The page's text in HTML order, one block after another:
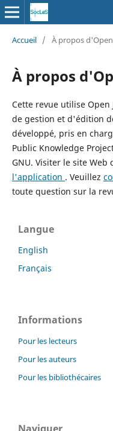
Accueil / À propos
À propos
Cette revue utilise Open
de gestion et d'édition
développé, pris en
Public Knowledge
GNU. Visiter le site Web
l'application . Veuillez
toute question sur la
Langue
English
Français
Informations
Pour les lecteurs
Pour les auteurs
Pour les bibliothécaires